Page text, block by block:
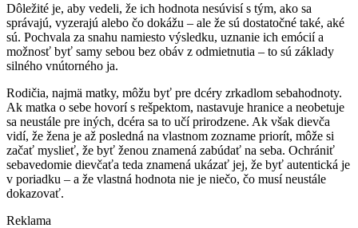
Dôležité je, aby vedeli, že ich hodnota nesúvisí s tým, ako sa
správajú, vyzerajú alebo čo dokážu – ale že sú dostatočné také, aké
sú. Pochvala za snahu namiesto výsledku, uznanie ich emócií a
možnosť byť samy sebou bez obáv z odmietnutia – to sú základy
silného vnútorného ja.
Rodičia, najmä matky, môžu byť pre dcéry zrkadlom sebahodnoty.
Ak matka o sebe hovorí s rešpektom, nastavuje hranice a neobetuje
sa neustále pre iných, dcéra sa to učí prirodzene. Ak však dievča
vidí, že žena je až posledná na vlastnom zozname priorít, môže si
začať myslieť, že byť ženou znamená zabúdať na seba. Ochrániť
sebavedomie dievčaťa teda znamená ukázať jej, že byť autentická je
v poriadku – a že vlastná hodnota nie je niečo, čo musí neustále
dokazovať.
Reklama